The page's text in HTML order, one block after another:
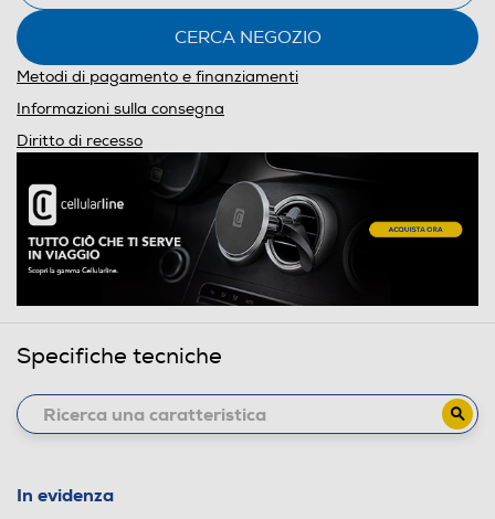
CERCA NEGOZIO
Metodi di pagamento e finanziamenti
Informazioni sulla consegna
Diritto di recesso
Specifiche tecniche
In evidenza